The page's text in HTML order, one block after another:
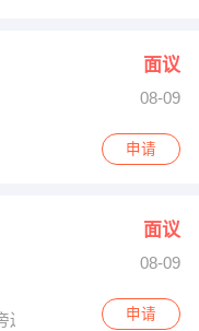
面议
08-09
申请
面议
08-09
边53号商铺
申请